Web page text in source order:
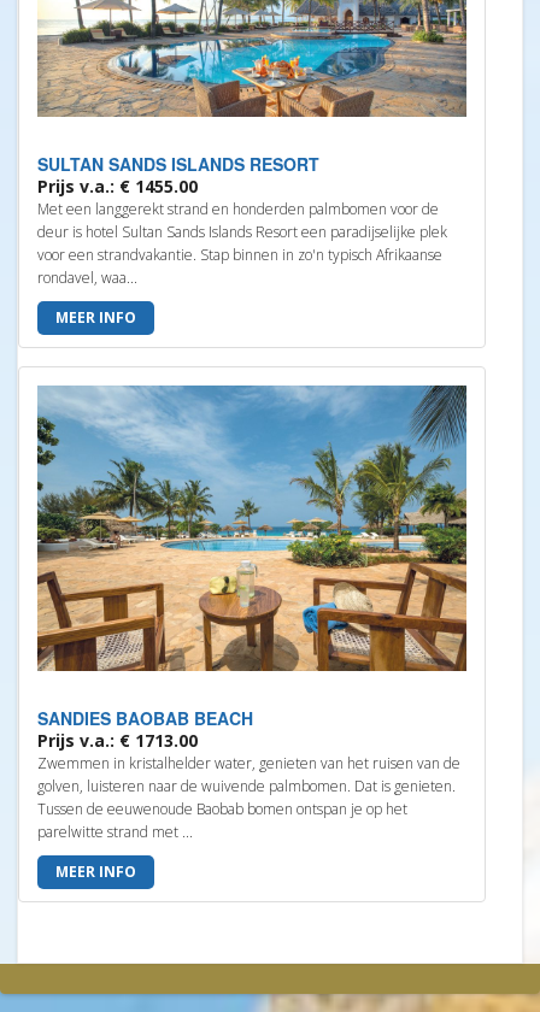
SULTAN SANDS ISLANDS RESORT
Prijs v.a.: € 1455.00
Met een langgerekt strand en honderden palmbomen voor de
deur is hotel Sultan Sands Islands Resort een paradijselijke plek
voor een strandvakantie. Stap binnen in zo'n typisch Afrikaanse
rondavel, waa...
MEER INFO
SANDIES BAOBAB BEACH
Prijs v.a.: € 1713.00
Zwemmen in kristalhelder water, genieten van het ruisen van de
golven, luisteren naar de wuivende palmbomen. Dat is genieten.
Tussen de eeuwenoude Baobab bomen ontspan je op het
parelwitte strand met ...
MEER INFO